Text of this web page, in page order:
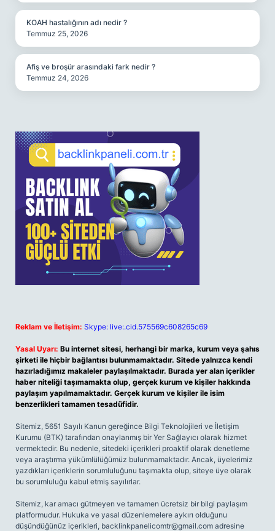
KOAH hastalığının adı nedir ?
Temmuz 25, 2026
Afiş ve broşür arasındaki fark nedir ?
Temmuz 24, 2026
Reklam ve İletişim: Skype: live:.cid.575569c608265c69
Yasal Uyarı: Bu internet sitesi, herhangi bir marka, kurum veya şahıs
şirketi ile hiçbir bağlantısı bulunmamaktadır. Sitede yalnızca kendi
hazırladığımız makaleler paylaşılmaktadır. Burada yer alan içerikler
haber niteliği taşımamakta olup, gerçek kurum ve kişiler hakkında
paylaşım yapılmamaktadır. Gerçek kurum ve kişiler ile isim
benzerlikleri tamamen tesadüfidir.
Sitemiz, 5651 Sayılı Kanun gereğince Bilgi Teknolojileri ve İletişim
Kurumu (BTK) tarafından onaylanmış bir Yer Sağlayıcı olarak hizmet
vermektedir. Bu nedenle, sitedeki içerikleri proaktif olarak denetleme
veya araştırma yükümlülüğümüz bulunmamaktadır. Ancak, üyelerimiz
yazdıkları içeriklerin sorumluluğunu taşımakta olup, siteye üye olarak
bu sorumluluğu kabul etmiş sayılırlar.
Sitemiz, kar amacı gütmeyen ve tamamen ücretsiz bir bilgi paylaşım
platformudur. Hukuka ve yasal düzenlemelere aykırı olduğunu
düşündüğünüz içerikleri, backlinkpanelicomtr@gmail.com adresine